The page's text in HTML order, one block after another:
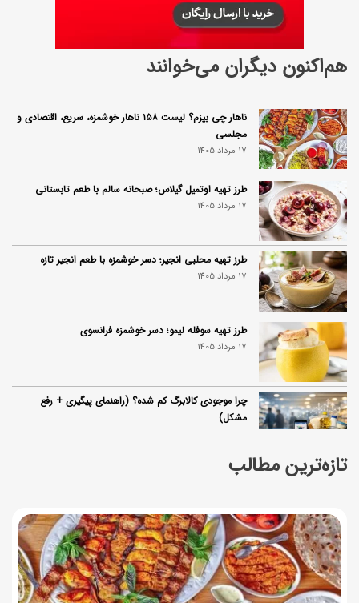
تازه‌ترین مطالب
هم‌اکنون دیگران می‌خوانند
ناهار چی بپزم؟ لیست ۱۵۸ ناهار خوشمزه، سریع، اقتصادی و
مجلسی
17 مرداد 1405
طرز تهیه اوتمیل گیلاس؛ صبحانه سالم با طعم تابستانی
17 مرداد 1405
طرز تهیه محلبی انجیر؛ دسر خوشمزه با طعم انجیر تازه
17 مرداد 1405
طرز تهیه سوفله لیمو؛ دسر خوشمزه فرانسوی
17 مرداد 1405
چرا موجودی کالابرگ کم شده؟ (راهنمای پیگیری + رفع
مشکل)
ساخت فیلم سینمایی «Game of Thrones» رسماً تأیید شد
آموزش گام به گام برنامه شمیم کالابرگ
17 مرداد 1405